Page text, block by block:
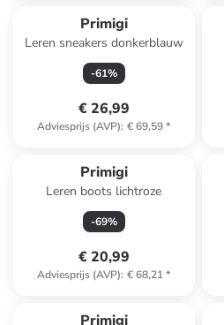
Primigi
Leren sneakers donkerblauw
-61%
€ 26,99
Adviesprijs (AVP): € 69,59*
Primigi
Leren boots lichtroze
-69%
€ 20,99
Adviesprijs (AVP): € 68,21*
Primigi